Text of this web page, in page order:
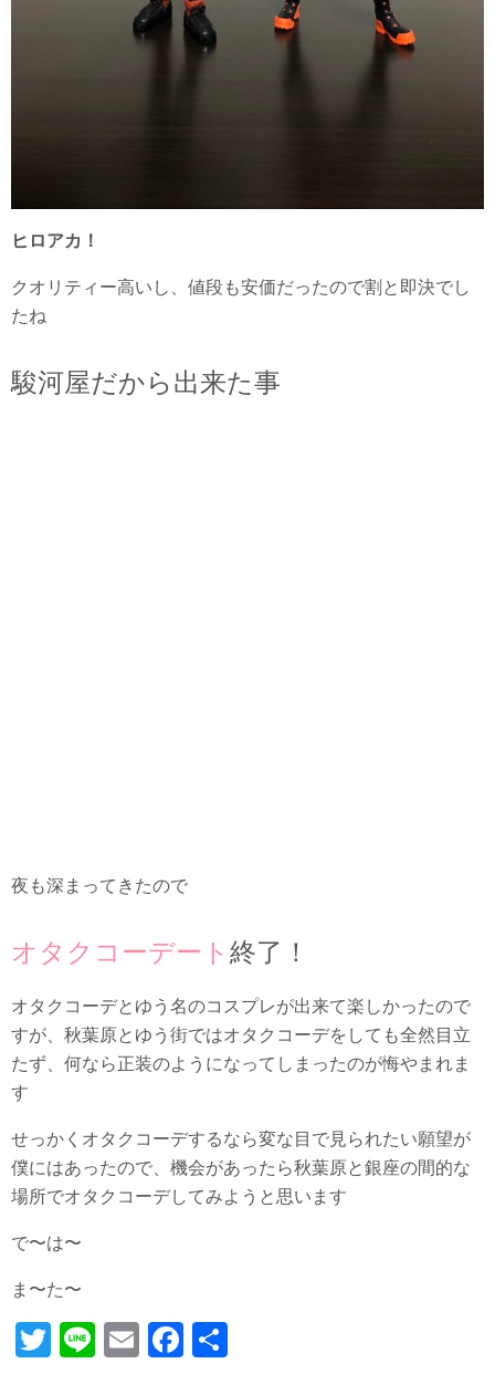
ヒロアカ！
クオリティー高いし、値段も安価だったので割と即決でし
たね
駿河屋だから出来た事
夜も深まってきたので
オタクコーデート 終了！
オタクコーデとゆう名のコスプレが出来て楽しかったので
すが、秋葉原とゆう街ではオタクコーデをしても全然目立
たず、何なら正装のようになってしまったのが悔やまれま
す
せっかくオタクコーデするなら変な目で見られたい願望が
僕にはあったので、機会があったら秋葉原と銀座の間的な
場所でオタクコーデしてみようと思います
で〜は〜
ま〜た〜
T
Li E
Fa